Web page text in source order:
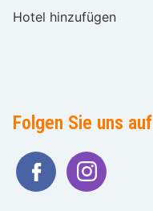
Hotel hinzufügen
Folgen Sie uns auf